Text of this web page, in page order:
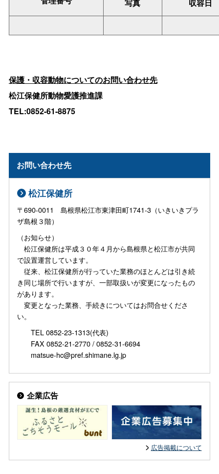
写真 収容日
保護・収容動物についてのお問い合わせ先
松江保健所動物愛護推進課
TEL:0852-61-8875
お問い合わせ先
松江保健所
〒690-0011 島根県松江市東津田町1741-3（いきいきプラ
ザ島根３階）
（お知らせ）
松江保健所は平成３０年４月から島根県と松江市が共同
で設置運営しています。
従来、松江保健所が行っていた業務のほとんどは引き続
き同じ場所で行いますが、一部取扱いが変更になったもの
があります。
変更となった業務、手続きについてはお問合せくださ
い。
TEL 0852-23-1313(代表)
FAX 0852-21-2770 / 0852-31-6694
matsue-hc@pref.shimane.lg.jp
企業広告
広告掲載について